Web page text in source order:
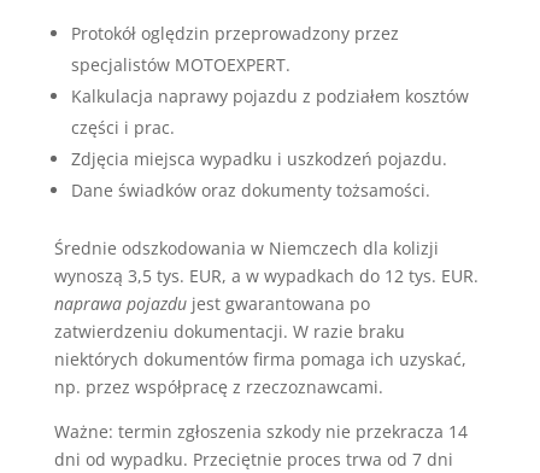
Protokół oględzin przeprowadzony przez
specjalistów MOTOEXPERT.
Kalkulacja naprawy pojazdu z podziałem kosztów
części i prac.
Zdjęcia miejsca wypadku i uszkodzeń pojazdu.
Dane świadków oraz dokumenty tożsamości.
Średnie odszkodowania w Niemczech dla kolizji
wynoszą 3,5 tys. EUR, a w wypadkach do 12 tys. EUR.
naprawa pojazdujest gwarantowana po
zatwierdzeniu dokumentacji. W razie braku
niektórych dokumentów firma pomaga ich uzyskać,
np. przez współpracę z rzeczoznawcami.
Ważne: termin zgłoszenia szkody nie przekracza 14
dni od wypadku. Przeciętnie proces trwa od 7 dni